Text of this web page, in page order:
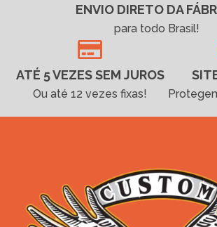
ENVIO DIRETO DA
para todo Brasil!
ATÉ 5 VEZES SEM JUROS
Ou até 12 vezes fixas!